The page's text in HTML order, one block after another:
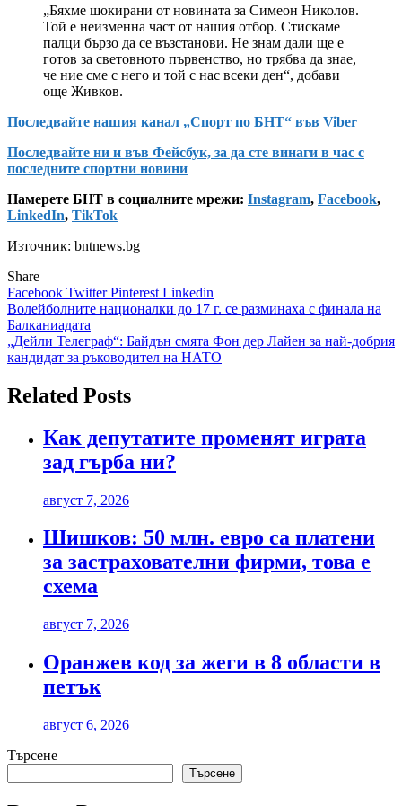
„Бяхме шокирани от новината за Симеон Николов.
Той е неизменна част от нашия отбор. Стискаме
палци бързо да се възстанови. Не знам дали ще е
готов за световното първенство, но трябва да знае,
че ние сме с него и той с нас всеки ден“, добави
още Живков.
Последвайте нашия канал „Спорт по БНТ“ във Viber
Последвайте ни и във Фейсбук, за да сте винаги в час с
последните спортни новини
Намерете БНТ в социалните мрежи: Instagram, Facebook,
LinkedIn, TikTok
Източник: bntnews.bg
Share
Facebook TwitterPinterest Linkedin
Навигация
Волейболните националки до 17 г. се разминаха с финала на
Балканиадата
„Дейли Телеграф“: Байдън смята Фон дер Лайен за най-добрия
кандидат за ръководител на НАТО
Related Posts
Как депутатите променят играта
зад гърба ни?
август 7, 2026
Шишков: 50 млн. евро са платени
за застрахователни фирми, това е
схема
август 7, 2026
Оранжев код за жеги в 8 области в
петък
август 6, 2026
Търсене
Търсене